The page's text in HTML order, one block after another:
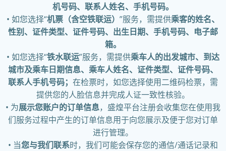
机号码、联系人姓名、手机号码。
• 如您选择“机票（含空铁联运） ”服务，需提供乘客的姓名、
性别、证件类型、证件号码、出生日期、手机号码、电子邮
箱。
• 如您选择“铁水联运”服务，需提供乘车人的出发城市、到达
城市及乘车日期信息、乘车人姓名、证件类型、证件号码、
联系人手机号码； 在检票时，如您选择使用二维码检票，需
提供您的人脸信息并完成人证一致性核验。
• 为展示您账户的订单信息，盛煌平台注册会收集您在使用我
们服务过程中产生的订单信息用于向您展示及便于您对订单
进行管理。
• 当您与我们联系时，我们可能会保存您的通信/通话记录和